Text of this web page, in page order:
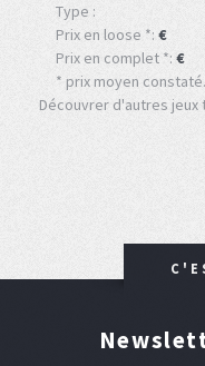
Type :
Prix en loose *: €
Prix en complet *: €
* prix moyen constaté.
Découvrer d'autres jeux